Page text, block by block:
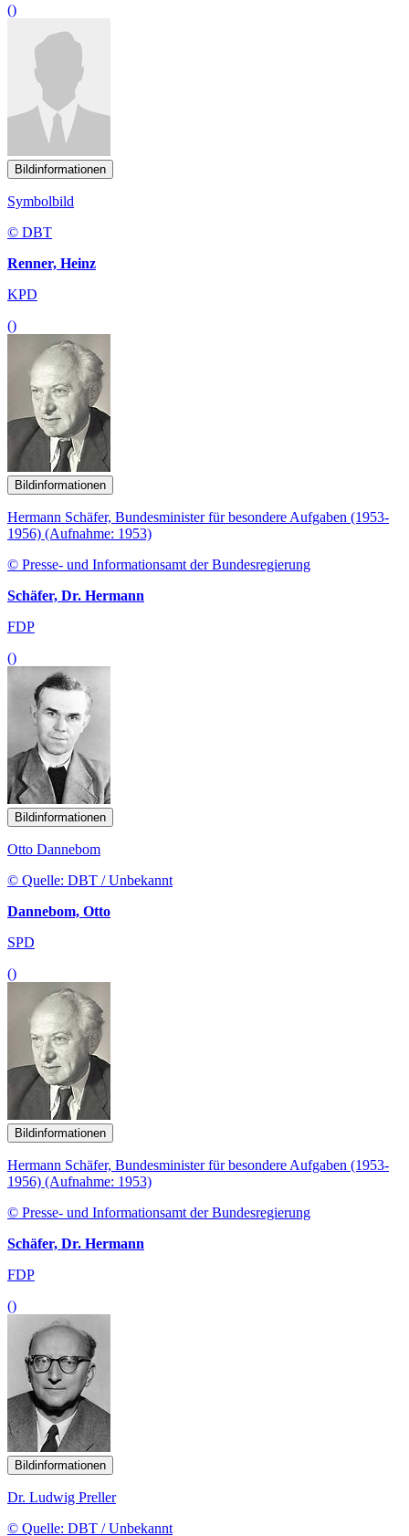
()
Bildinformationen
Symbolbild
© DBT
Renner, Heinz
KPD
()
Bildinformationen
Hermann Schäfer, Bundesminister für besondere Aufgaben (1953-
1956) (Aufnahme: 1953)
© Presse- und Informationsamt der Bundesregierung
Schäfer, Dr. Hermann
FDP
()
Bildinformationen
Otto Dannebom
© Quelle: DBT / Unbekannt
Dannebom, Otto
SPD
()
Bildinformationen
Hermann Schäfer, Bundesminister für besondere Aufgaben (1953-
1956) (Aufnahme: 1953)
© Presse- und Informationsamt der Bundesregierung
Schäfer, Dr. Hermann
FDP
()
Bildinformationen
Dr. Ludwig Preller
© Quelle: DBT / Unbekannt